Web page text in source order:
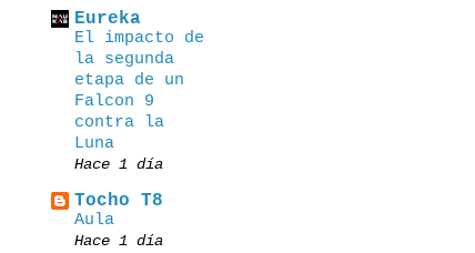
Eureka
El impacto de
la segunda
etapa de un
Falcon 9
contra la
Luna
Hace 1 día
Tocho T8
Αula
Hace 1 día